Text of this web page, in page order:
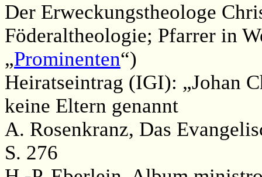
Der Erweckungstheologe
Föderaltheologie; Pfarrer in
„Prominenten“)
Heiratseintrag (IGI): „Johan
keine Eltern genannt
A. Rosenkranz, Das
S. 276